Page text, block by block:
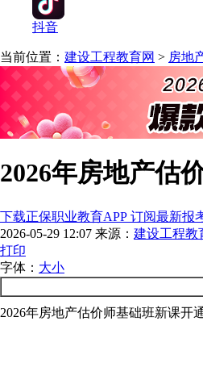
抖音
当前位置： 建设工程教育网 > 房地
2026年房地产估
下载正保职业教育APP 订阅最新报
2026-05-29 12:07 来源： 建设工程教
打印
字体： 大小
2026年房地产估价师基础班新课开